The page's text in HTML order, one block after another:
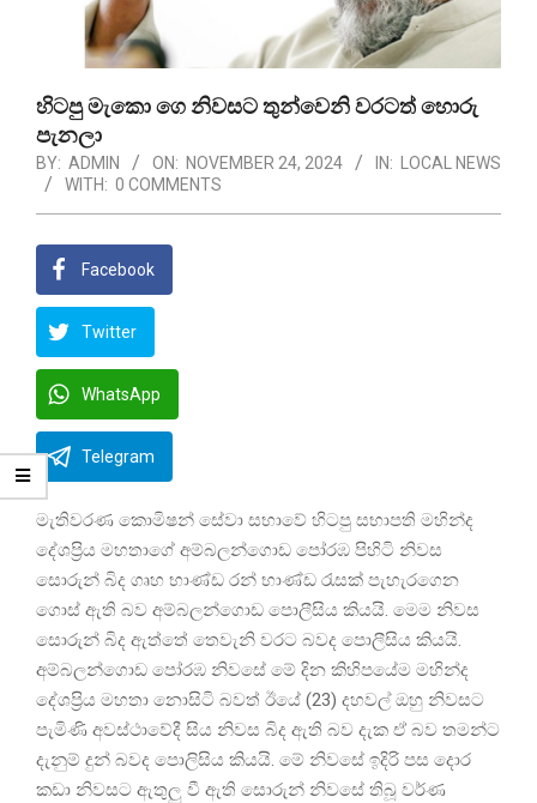
හිටපු මැකො ගෙ නිවසට තුන්වෙනි වරටත් හොරු
පැනලා
BY: ADMIN ON: NOVEMBER 24, 2024 IN:
LOCAL NEWS
WITH: 0 COMMENTS
Facebook
Twitter
WhatsApp
Telegram
මැතිවරණ කොමිෂන් සේවා සභාවේ හිටපු සභාපති මහින්ද
දේශප්‍රිය මහතාගේ අම්බලන්ගොඩ පෝරඹ පිහිටි නිවස
සොරුන් බිද ගෘහ භාණ්ඩ රන් භාණ්ඩ රැසක් පැහැරගෙන
ගොස් ඇති බව අම්බලන්ගොඩ පොලීසිය කියයි. මෙම නිවස
සොරුන් බිද ඇත්තේ තෙවැනි වරට බවද පොලීසිය කියයි.
අම්බලන්ගොඩ පෝරඹ නිවසේ මේ දින කිහිපයේම මහින්ද
දේශප්‍රිය මහතා නොසිටි බවත් ඊයේ (23) දහවල් ඔහු නිවසට
පැමිණි අවස්ථාවේදී සිය නිවස බිද ඇති බව දැක ඒ බව තමන්ට
දැනුම් දුන් බවද පොලිසිය කියයි. මේ නිවසේ ඉදිරි පස දොර
කඩා නිවසට ඇතුලු වී ඇති සොරුන් නිවසේ තිබූ වර්ණ